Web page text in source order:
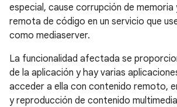
especial, cause corrupción de memoria
remota de código en un servicio que
como mediaserver.
La funcionalidad afectada se
de la aplicación y hay varias
acceder a ella con contenido remoto,
y reproducción de contenido